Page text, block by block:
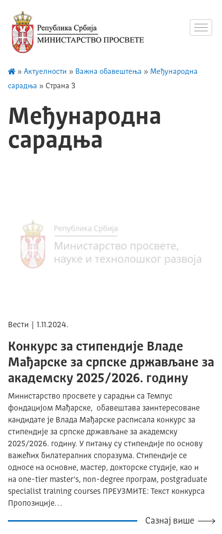
» Актуелности » Важна обавештења » Међународна
сарадња » Страна 3
Међународна
сарадња
Вести | 1.11.2024.
Kонкурс за стипендије Владе
Мађарске за српске држављане за
академску 2025/2026. годину
Министарство просвете у сарадњи са Темпус
фондацијом Мађарске, обавештава заинтересоване
кандидате је Влада Мађарске расписала конкурс за
стипендије за српске држављане за академску
2025/2026. годину. У питању су стипендије по основу
важећих билатералних споразума. Стипендије се
односе на основне, мастер, докторске студије, као и
на one-tier master’s, non-degree програм, postgraduate
specialist training courses ПРЕУЗМИТЕ: Текст конкурса
Пропозиције…
Сазнај више